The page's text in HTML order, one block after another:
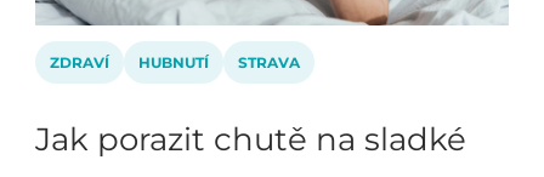
ZDRAVÍ HUBNUTÍ STRAVA
Jak porazit chutě na sladké